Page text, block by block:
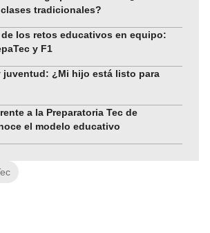
tradicionales?
los retos educativos en equipo:
y F1
juventud: ¿Mi hijo está listo para
a la Preparatoria Tec de
el modelo educativo